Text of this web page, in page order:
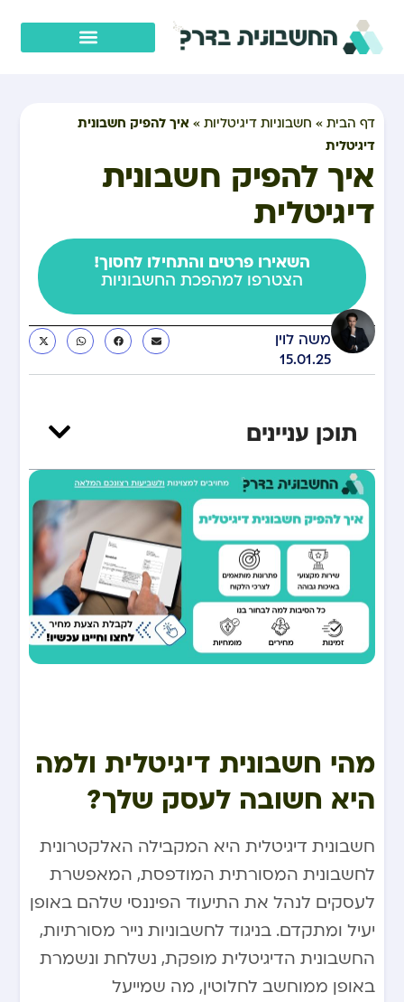
דף הבית » חשבוניות דיגיטליות »איך להפיק חשבונית
דיגיטלית
איך להפיק חשבונית
דיגיטלית
השאירו פרטים והתחילו לחסוך!
הצטרפו למהפכת החשבוניות
משה לוין
15.01.25
תוכן עניינים
מהי חשבונית דיגיטלית ולמה
היא חשובה לעסק שלך?
חשבונית דיגיטלית היא המקבילה האלקטרונית
לחשבונית המסורתית המודפסת, המאפשרת
לעסקים לנהל את התיעוד הפיננסי שלהם באופן
יעיל ומתקדם. בניגוד לחשבוניות נייר מסורתיות,
החשבונית הדיגיטלית מופקת, נשלחת ונשמרת
באופן ממוחשב לחלוטין, מה שמייעל